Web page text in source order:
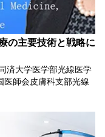
の主要技術と戦略に
済大学医学部光線医学
医師会皮膚科支部光線